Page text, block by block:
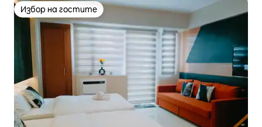
Избор на гостите
Избор на гостите